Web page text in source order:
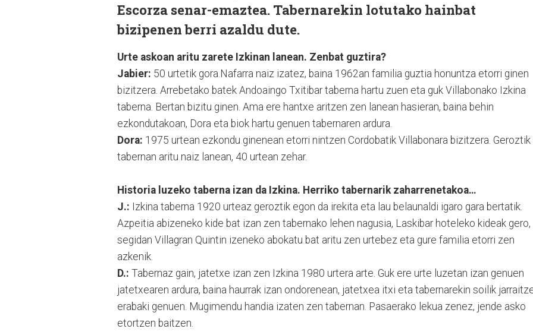
Escorza senar-emaztea. Tabernarekin lotutako hainbat
bizipenen berri azaldu dute.
Urte askoan aritu zarete Izkinan lanean. Zenbat guztira?
Jabier: 50 urtetik gora.Nafarra naiz izatez, baina 1962an familia guztia honuntza etorri ginen
bizitzera. Arrebetako batek Andoaingo Txitibar taberna hartu zuen eta guk Villabonako Izkina
taberna. Bertan bizitu ginen. Ama ere hantxe aritzen zen lanean hasieran, baina behin
ezkondutakoan, Dora eta biok hartu genuen tabernaren ardura.
Dora: 1975 urtean ezkondu ginenean etorri nintzen Cordobatik Villabonara bizitzera. Geroztik
tabernan aritu naiz lanean, 40 urtean zehar.
Historia luzeko taberna izan da Izkina. Herriko tabernarik zaharrenetakoa…
J.: Izkina taberna 1920 urteaz geroztik egon da irekita eta lau belaunaldi igaro gara bertatik.
Azpeitia abizeneko kide bat izan zen tabernako lehen nagusia, Laskibar hoteleko kideak gero,
segidan Villagran Quintin izeneko abokatu bat aritu zen urtebez eta gure familia etorri zen
azkenik.
D.: Tabernaz gain, jatetxe izan zen Izkina 1980 urtera arte. Guk ere urte luzetan izan genuen
jatetxearen ardura, baina haurrak izan ondorenean, jatetxea itxi eta tabernarekin soilik
erabaki genuen. Mugimendu handia izaten zen tabernan. Pasaerako lekua zenez, jende asko
etortzen baitzen.